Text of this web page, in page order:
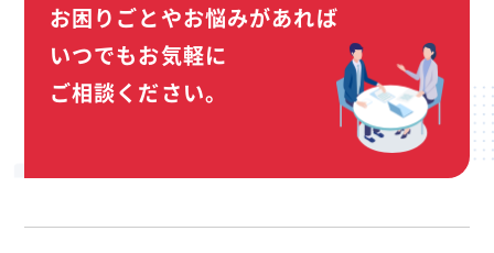
お困りごとやお悩みがあれば
いつでもお気軽に
ご相談ください。